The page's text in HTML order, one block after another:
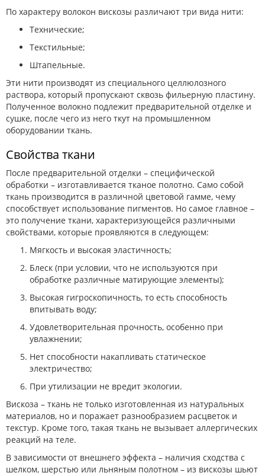
По характеру волокон вискозы различают три вида нити:
Технические;
Текстильные;
Штапельные.
Эти нити производят из специального целлюлозного
раствора, который пропускают сквозь фильерную пластину.
Полученное волокно подлежит предварительной отделке и
сушке, после чего из него ткут на промышленном
оборудовании ткань.
Свойства ткани
После предварительной отделки – специфической
обработки – изготавливается тканое полотно. Само собой
ткань производится в различной цветовой гамме, чему
способствует использование пигментов. Но самое главное –
это получение ткани, характеризующейся различными
свойствами, которые проявляются в следующем:
Мягкость и высокая эластичность;
Блеск (при условии, что не используются при
обработке различные матирующие элементы);
Высокая гигроскопичность, то есть способность
впитывать воду;
Удовлетворительная прочность, особенно при
увлажнении;
Нет способности накапливать статическое
электричество;
При утилизации не вредит экологии.
Вискоза – ткань не только изготовленная из натуральных
материалов, но и поражает разнообразием расцветок и
текстур. Кроме того, такая ткань не вызывает аллергических
реакций на теле.
В зависимости от внешнего эффекта – наличия сходства с
шелком, шерстью или льняным полотном – из вискозы шьют